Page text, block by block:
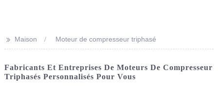
>> Maison Moteur de compresseur triphasé
Fabricants Et Entreprises De Moteurs De Compresseur
Triphasés Personnalisés Pour Vous